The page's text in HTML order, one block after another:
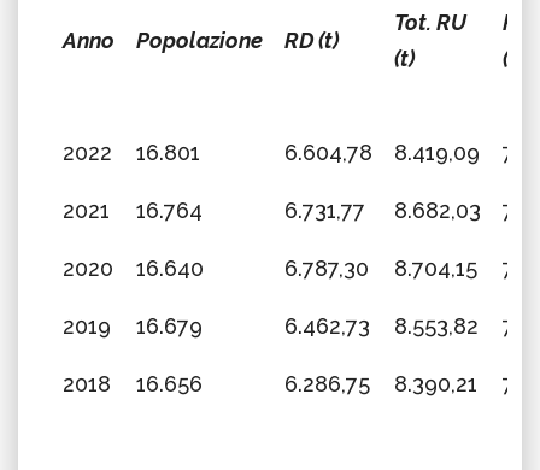
Anno Popolazione RD (t)
Tot. RU
(t)
RD
(%)
2022 16.801 6.604,78 8.419,09
2021 16.764 6.731,77 8.682,03
2020 16.640 6.787,30 8.704,15
2019 16.679 6.462,73 8.553,82
2018 16.656 6.286,75 8.390,21